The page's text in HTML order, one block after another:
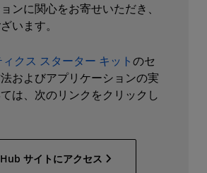
ンに関心をお寄せいただき、
います。
クス スターター キットのセ
およびアプリケーションの実
は、次のリンクをクリックし
サイトにアクセス